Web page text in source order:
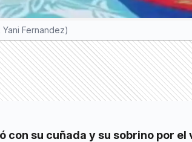
Fernandez)
con su cuñada y su sobrino por el